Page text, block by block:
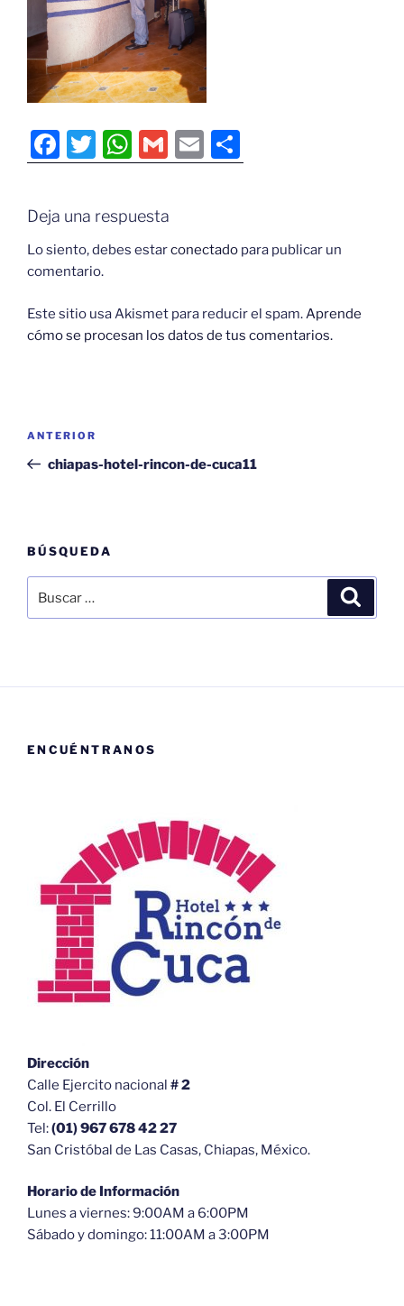
F
a
e
b
o
o
k
T
w
er
W
h
at
s
A
p
G
m
l
E
m o
ar
Deja una respuesta
Lo siento, debes estarconectado para publicar un
comentario.
Este sitio usa Akismet para reducir el spam.Aprende
cómo se procesan los datos de tus comentarios.
entradas
Entrada
anterior:
ANTERIOR
chiapas-hotel-rincon-de-cuca11
BÚSQUEDA
por:
ENCUÉNTRANOS
Dirección
Calle Ejercito nacional # 2
Col. El Cerrillo
Tel:(01) 967 678 42 27
San Cristóbal de Las Casas, Chiapas, México.
Horario de Información
Lunes a viernes: 9:00AM a 6:00PM
Sábado y domingo: 11:00AM a 3:00PM